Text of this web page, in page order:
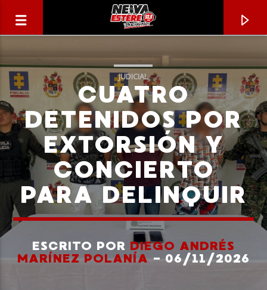
CANCIÓN ACTUAL
TÍTULO
ARTISTA
JUDICIAL
CUATRO
DETENIDOS POR
EXTORSIÓN Y
CONCIERTO
PARA DELINQUIR
ESCRITO POR DIEGO ANDRÉS
MARÍNEZ POLANÍA - 06/11/2026